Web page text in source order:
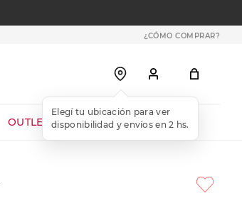
¿CÓMO COMPRAR?
OUTLET WEB